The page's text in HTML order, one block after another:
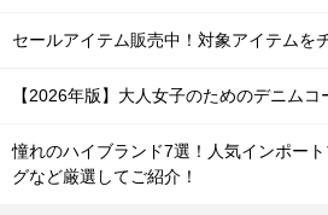
セールアイテム販売中！対象アイテムを
【2026年版】大人女子のためのデニムコ
憧れのハイブランド7選！人気インポー
グなど厳選してご紹介！